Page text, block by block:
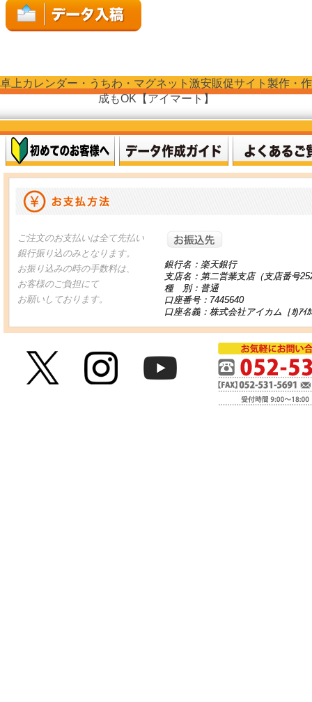
卓上カレンダー・うちわ・マグネット激安販促サイト製作・作
成もOK【アイマート】
ご注文のお支払いは全て先払い
銀行振り込のみとなります。
お振り込みの時の手数料は、
お客様のご負担にて
お願いしております。
銀行名：楽天銀行
支店名：第二営業支店（支店番号
種 別：普通
口座番号：7445640
口座名義：株式会社アイカム［ｶ)ｱｲｶ